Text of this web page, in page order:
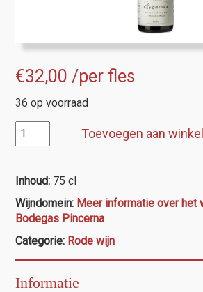
€32,00 /per fles
36 op voorraad
D.O.Léon,
Pincerna
Picudo
"La
Retorcida"
aantal
Toevoegen aan
Inhoud: 75 cl
Wijndomein: Meer informatie over het
Bodegas Pincerna
Categorie: Rode wijn
Informatie